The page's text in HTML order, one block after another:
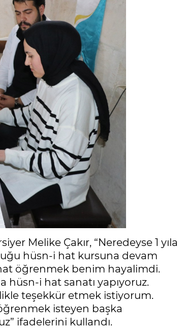
Melike Çakır, “Neredeyse 1 yıla
hüsn-i hat kursuna devam
öğrenmek benim hayalimdi.
i hat sanatı yapıyoruz.
teşekkür etmek istiyorum.
isteyen başka
ifadelerini kullandı.